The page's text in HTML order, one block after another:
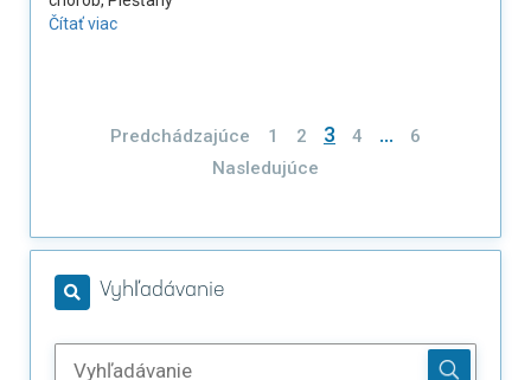
Čítať viac
Stránkovanie
príspevkov
Predchádzajúce 1 2 3 4 …
6
Nasledujúce
Vyhľadávanie